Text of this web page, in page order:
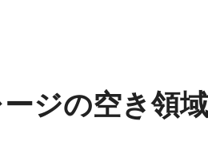
ージの空き領